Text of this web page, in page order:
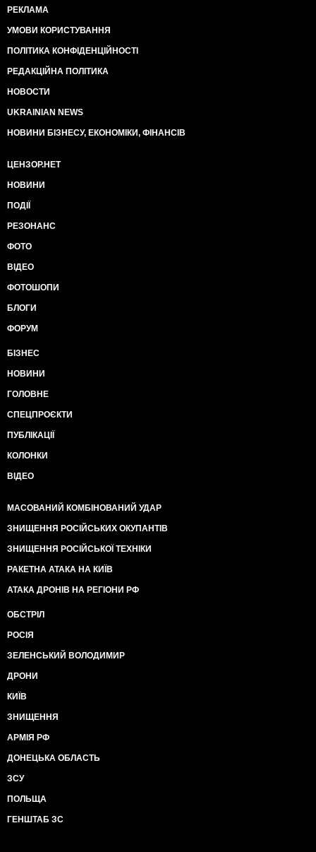
РЕКЛАМА
УМОВИ КОРИСТУВАННЯ
ПОЛІТИКА КОНФІДЕНЦІЙНОСТІ
РЕДАКЦІЙНА ПОЛІТИКА
НОВОСТИ
UKRAINIAN NEWS
НОВИНИ БІЗНЕСУ, ЕКОНОМІКИ, ФІНАНСІВ
ЦЕНЗОР.НЕТ
НОВИНИ
ПОДІЇ
РЕЗОНАНС
ФОТО
ВІДЕО
ФОТОШОПИ
БЛОГИ
ФОРУМ
БІЗНЕС
НОВИНИ
ГОЛОВНЕ
СПЕЦПРОЄКТИ
ПУБЛІКАЦІЇ
КОЛОНКИ
ВІДЕО
МАСОВАНИЙ КОМБІНОВАНИЙ УДАР
ЗНИЩЕННЯ РОСІЙСЬКИХ ОКУПАНТІВ
ЗНИЩЕННЯ РОСІЙСЬКОЇ ТЕХНІКИ
РАКЕТНА АТАКА НА КИЇВ
АТАКА ДРОНІВ НА РЕГІОНИ РФ
ОБСТРІЛ
РОСІЯ
ЗЕЛЕНСЬКИЙ ВОЛОДИМИР
ДРОНИ
КИЇВ
ЗНИЩЕННЯ
АРМІЯ РФ
ДОНЕЦЬКА ОБЛАСТЬ
ЗСУ
ПОЛЬЩА
ГЕНШТАБ ЗС